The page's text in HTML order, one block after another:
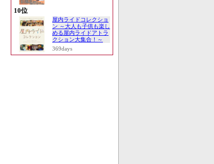
10位
屋内ライドコレクショ
ン ～大人も子供も楽し
める屋内ライドアトラ
クション大集合！～
369days